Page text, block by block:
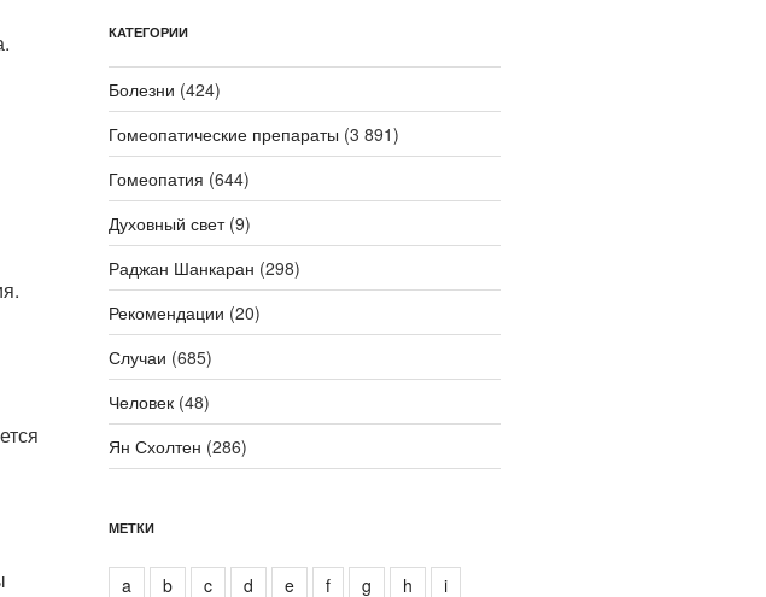
КАТЕГОРИИ
Болезни (424)
Гомеопатические препараты (3 891)
Гомеопатия (644)
Духовный свет(9)
Раджан Шанкаран (298)
Рекомендации (20)
Случаи (685)
Человек(48)
Ян Схолтен (286)
МЕТКИ
a b c d e f g h
i